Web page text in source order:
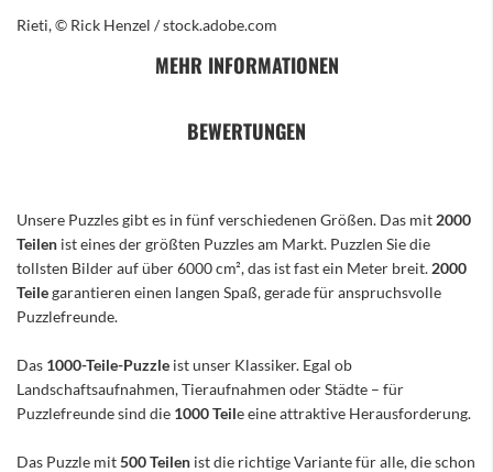
Rieti, © Rick Henzel / stock.adobe.com
MEHR INFORMATIONEN
BEWERTUNGEN
Unsere Puzzles gibt es in fünf verschiedenen Größen. Das mit 2000
Teilen ist eines der größten Puzzles am Markt. Puzzlen Sie die
tollsten Bilder auf über 6000 cm², das ist fast ein Meter breit. 2000
Teilegarantieren einen langen Spaß, gerade für anspruchsvolle
Puzzlefreunde.
Das 1000-Teile-Puzzle ist unser Klassiker. Egal ob
Landschaftsaufnahmen, Tieraufnahmen oder Städte – für
Puzzlefreunde sind die 1000 Teile eine attraktive Herausforderung.
Das Puzzle mit500 Teilen ist die richtige Variante für alle, die schon